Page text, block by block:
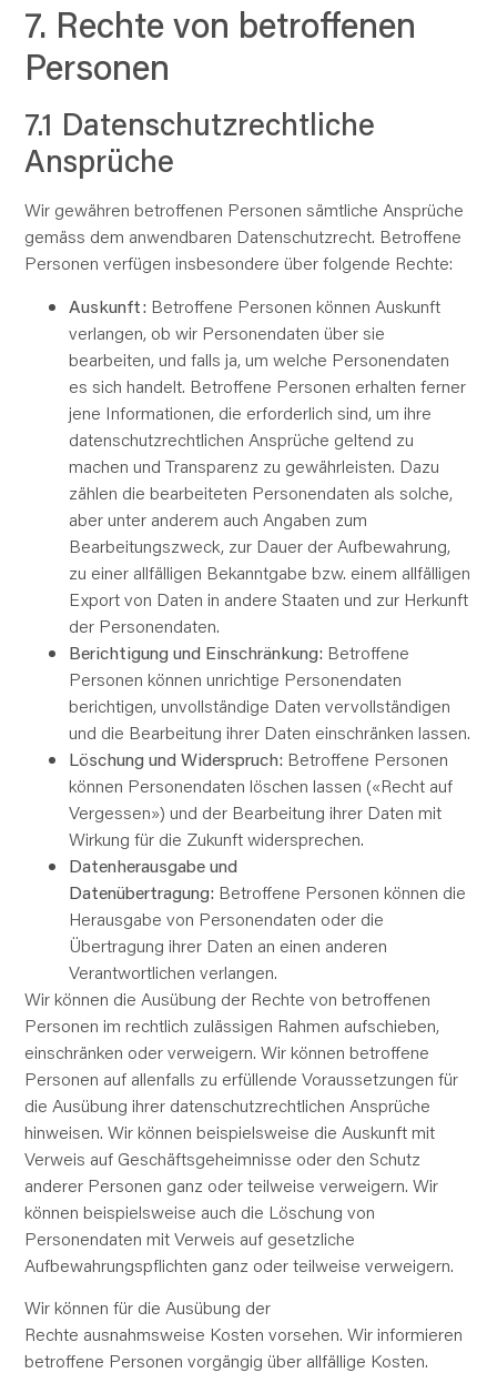
7. Rechte von betroffenen
Personen
7.1 Datenschutzrechtliche
Ansprüche
Wir gewähren betroffenen Personen sämtliche Ansprüche
gemäss dem anwendbaren Datenschutzrecht. Betroffene
Personen verfügen insbesondere über folgende Rechte:
Auskunft: Betroffene Personen können Auskunft
verlangen, ob wir Personendaten über sie
bearbeiten, und falls ja, um welche Personendaten
es sich handelt. Betroffene Personen erhalten ferner
jene Informationen, die erforderlich sind, um ihre
datenschutzrechtlichen Ansprüche geltend zu
machen und Transparenz zu gewährleisten. Dazu
zählen die bearbeiteten Personendaten als solche,
aber unter anderem auch Angaben zum
Bearbeitungszweck, zur Dauer der Aufbewahrung,
zu einer allfälligen Bekanntgabe bzw. einem allfälligen
Export von Daten in andere Staaten und zur Herkunft
der Personendaten.
Berichtigung und Einschränkung: Betroffene
Personen können unrichtige Personendaten
berichtigen, unvollständige Daten vervollständigen
und die Bearbeitung ihrer Daten einschränken lassen.
Löschung und Widerspruch: Betroffene Personen
können Personendaten löschen lassen («Recht auf
Vergessen») und der Bearbeitung ihrer Daten mit
Wirkung für die Zukunft widersprechen.
Datenherausgabe und
Datenübertragung: Betroffene Personen können die
Herausgabe von Personendaten oder die
Übertragung ihrer Daten an einen anderen
Verantwortlichen verlangen.
Wir können die Ausübung der Rechte von betroffenen
Personen im rechtlich zulässigen Rahmen aufschieben,
einschränken oder verweigern. Wir können betroffene
Personen auf allenfalls zu erfüllende Voraussetzungen für
die Ausübung ihrer datenschutzrechtlichen Ansprüche
hinweisen. Wir können beispielsweise die Auskunft mit
Verweis auf Geschäftsgeheimnisse oder den Schutz
anderer Personen ganz oder teilweise verweigern. Wir
können beispielsweise auch die Löschung von
Personendaten mit Verweis auf gesetzliche
Aufbewahrungspflichten ganz oder teilweise verweigern.
Wir können für die Ausübung der
Rechte ausnahmsweise Kosten vorsehen. Wir informieren
betroffene Personen vorgängig über allfällige Kosten.